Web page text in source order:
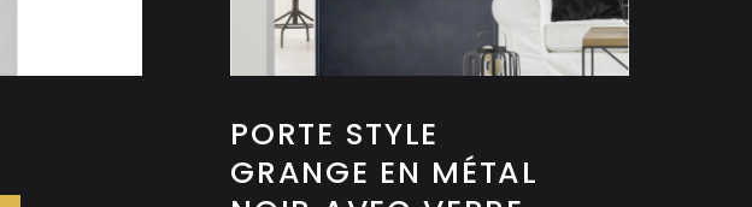
PORTE STYLE
GRANGE EN MÉTAL